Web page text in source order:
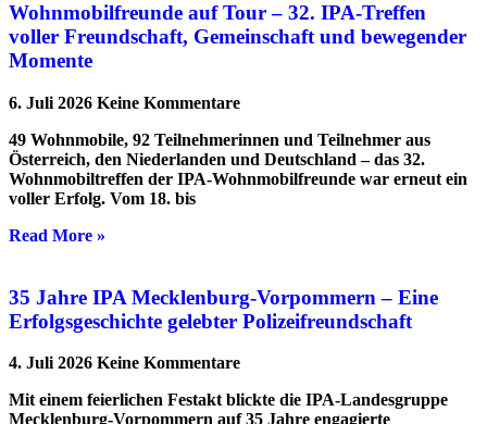
Wohnmobilfreunde auf Tour – 32. IPA-Treffen
voller Freundschaft, Gemeinschaft und bewegender
Momente
6. Juli 2026 Keine Kommentare
49 Wohnmobile, 92 Teilnehmerinnen und Teilnehmer aus
Österreich, den Niederlanden und Deutschland – das 32.
Wohnmobiltreffen der IPA-Wohnmobilfreunde war erneut ein
voller Erfolg. Vom 18. bis
Read More »
35 Jahre IPA Mecklenburg-Vorpommern – Eine
Erfolgsgeschichte gelebter Polizeifreundschaft
4. Juli 2026 Keine Kommentare
Mit einem feierlichen Festakt blickte die IPA-Landesgruppe
Mecklenburg-Vorpommern auf 35 Jahre engagierte